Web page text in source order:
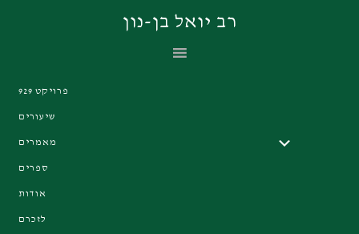
רב יואל בן-נון
פרויקט 929
שיעורים
מאמרים
ספרים
אודות
לזכרם